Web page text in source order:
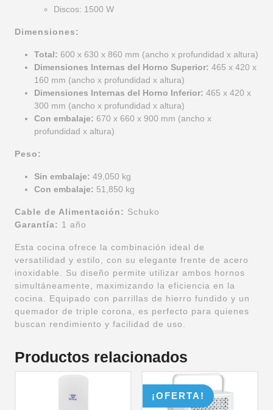
Discos: 1500 W
Dimensiones:
Total: 600 x 630 x 860 mm (ancho x profundidad x altura)
Dimensiones Internas del Horno Superior: 465 x 420 x
160 mm (ancho x profundidad x altura)
Dimensiones Internas del Horno Inferior: 465 x 420 x
300 mm (ancho x profundidad x altura)
Con embalaje: 670 x 660 x 900 mm (ancho x
profundidad x altura)
Peso:
Sin embalaje: 49,050 kg
Con embalaje: 51,850 kg
Cable de Alimentación: Schuko
Garantía: 1 año
Esta cocina ofrece la combinación ideal de
versatilidad y estilo, con su elegante frente de acero
inoxidable. Su diseño permite utilizar ambos hornos
simultáneamente, maximizando la eficiencia en la
cocina. Equipado con parrillas de hierro fundido y un
quemador de triple corona, es perfecto para quienes
buscan rendimiento y facilidad de uso.
Productos relacionados
¡OFERTA!